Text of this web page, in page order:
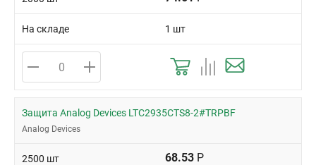
На складе 1 шт
Защита Analog Devices LTC2935CTS8-2#TRPBF
Analog Devices
2500 шт 68.53 Р